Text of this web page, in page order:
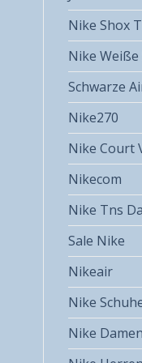
Nike Shox
Nike Weiße
Schwarze
Nike270
Nike Court
Nikecom
Nike Tns
Sale Nike
Nikeair
Nike
Nike